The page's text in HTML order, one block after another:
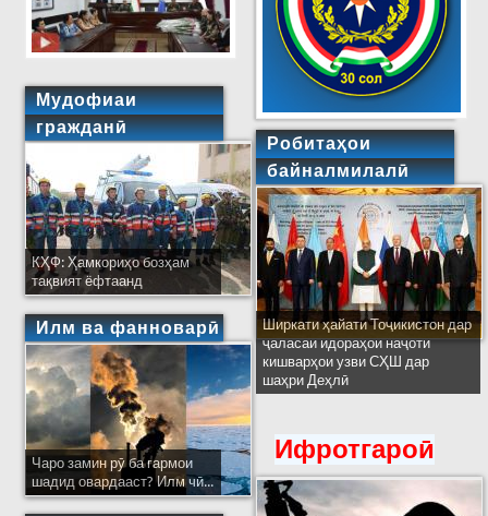
Мудофиаи
гражданӣ
КҲФ: Ҳамкориҳо бозҳам
тақвият ёфтаанд
Илм ва фанноварӣ
Чаро замин рӯ ба гармои
шадид овардааст? Илм чӣ...
Робитаҳои
байналмилалӣ
Ширкати ҳайати Тоҷикистон дар
ҷаласаи идораҳои наҷоти
кишварҳои узви СҲШ дар
шаҳри Деҳлӣ
Ифротгароӣ